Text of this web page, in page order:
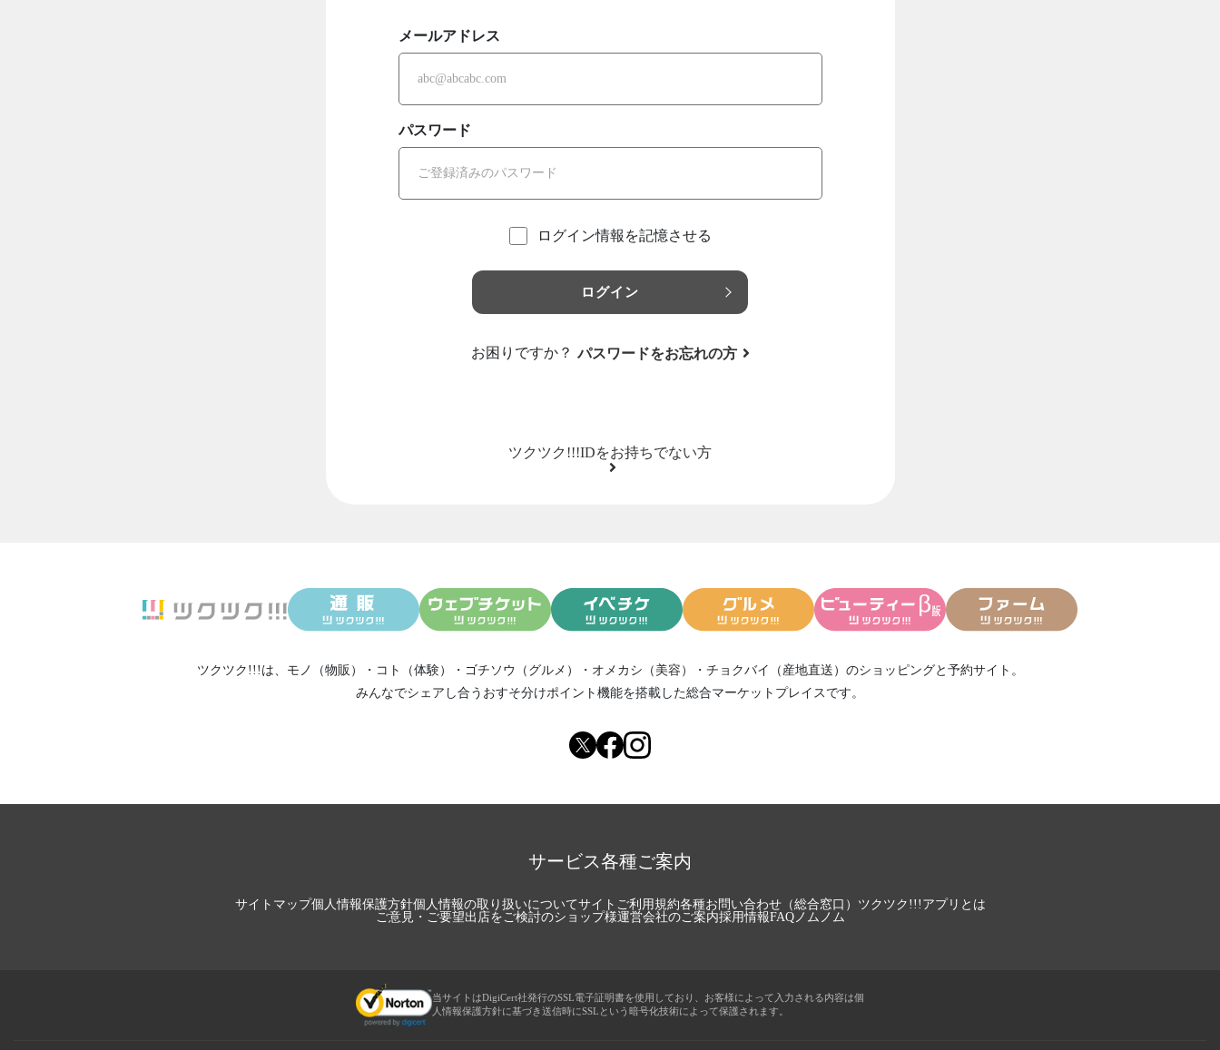
メールアドレス
パスワード
ログイン情報を記憶させる
ログイン
お困りですか？ パスワードをお忘れの方
ツクツク!!!IDをお持ちでない方
ツクツク!!!は、 モノ（物販） ・ コト（体験） ・ ゴチソウ（グルメ） ・ オメカシ（美容） ・ チョクバイ（産地直送） のショッピングと予約サイト。
みんなでシェアし合う おすそ分けポイント機能を搭載した総合マーケットプレイスです。
サービス各種ご案内
サイトマップ個人情報保護方針個人情報の取り扱いについてサイトご利用規約各種お問い合わせ（総合窓口） ツクツク!!!アプリとは
ご意見・ご要望出店をご検討のショップ様運営会社のご案内採用情報FAQノムノム
当サイトはDigiCert社発行のSSL電子証明書を使用しており、お客様によって入力される内容は個
人情報保護方針に基づき送信時にSSLという暗号化技術によって保護されます。